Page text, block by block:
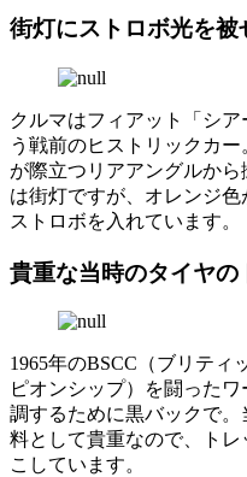
街灯にストロボ光を
クルマはフィアット「シ
う戦前のヒストリックカ
が際立つリアアングルか
は街灯ですが、オレンジ
ストロボを入れています。
貴重な当時のタイヤ
1965年のBSCC（ブリティ
ピオンシップ）を闘った
調するために黒バックで
料として貴重なので、ト
こしています。